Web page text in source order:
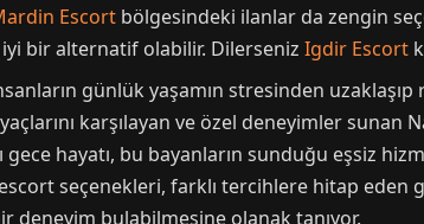
Escort bölgesindeki ilanlar da zengin
iyi bir alternatif olabilir. Dilerseniz Igdir Escort
günlük yaşamın stresinden
karşılayan ve özel deneyimler sunan
hayatı, bu bayanların sunduğu eşsiz
seçenekleri, farklı tercihlere hitap eden
bulabilmesine olanak tanıyor.